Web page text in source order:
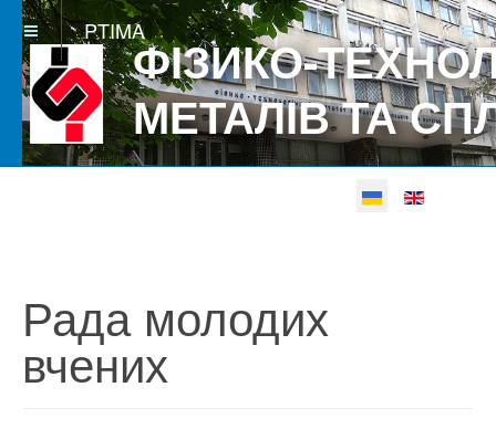
ФІЗИКО-
МЕТАЛІВ ТА
PTIMA
Виберіть свою мову
Рада молодих
вчених